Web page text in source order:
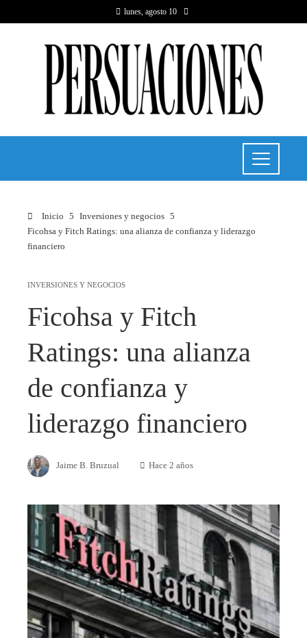
lunes, agosto 10
Inicio
Inversiones y negocios
Ficohsa y Fitch Ratings: una alianza de confianza y liderazgo
financiero
INVERSIONES Y NEGOCIOS
Ficohsa y Fitch
Ratings: una alianza
de confianza y
liderazgo financiero
Jaime B. Bruzual Hace 2 años